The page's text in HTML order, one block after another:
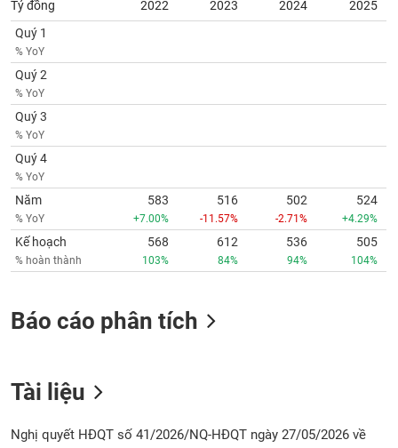
Tỷ đồng 2022 2023 2024
2025
Quý 1
% YoY
Quý 2
% YoY
Quý 3
% YoY
Quý 4
% YoY
Năm
% YoY
583
+7.00%
516
-11.57%
502
-2.71%
524
+4.29%
Kế hoạch
% hoàn thành
568
103%
612
84%
536
94%
505
104%
Báo cáo phân tích
Tài liệu
Nghị quyết HĐQT số 41/2026/NQ-HĐQT ngày 27/05/2026 về
phân
tích
(-)
Thuật
ngữ
(-)
Dịch
vụ
(-)
Đào
tài
chính